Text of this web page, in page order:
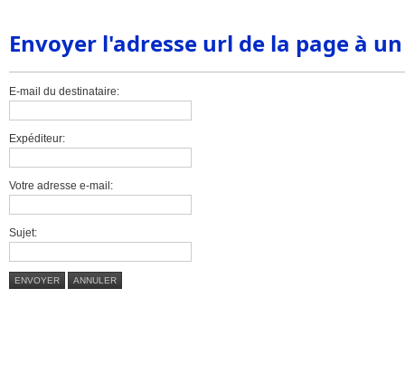
Envoyer l'adresse url de la page à
E-mail du destinataire:
Expéditeur:
Votre adresse e-mail:
Sujet:
ENVOYER ANNULER